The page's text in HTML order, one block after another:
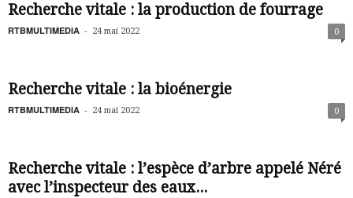
Recherche vitale : la production de fourrage
RTBMULTIMEDIA - 24 mai 2022 0
Recherche vitale : la bioénergie
RTBMULTIMEDIA - 24 mai 2022 0
Recherche vitale : l’espèce d’arbre appelé Néré
avec l’inspecteur des eaux...